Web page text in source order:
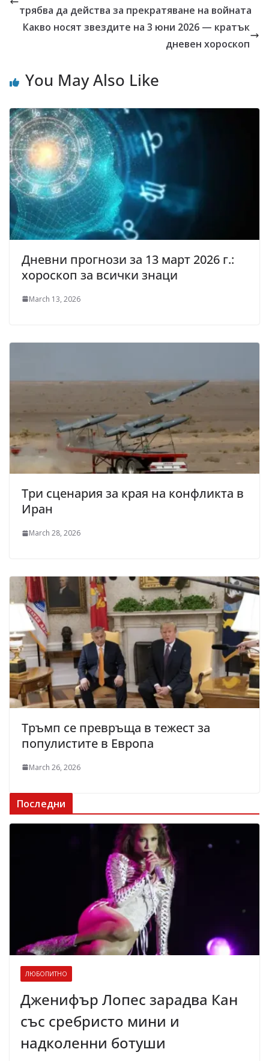
трябва да действа за прекратяване на войната
Какво носят звездите на 3 юни 2026 — кратък
дневен хороскоп
You May Also Like
Дневни прогнози за 13 март 2026 г.:
хороскоп за всички знаци
March 13, 2026
Три сценария за края на конфликта в
Иран
March 28, 2026
Тръмп се превръща в тежест за
популистите в Европа
March 26, 2026
Последни
ЛЮБОПИТНО
Дженифър Лопес зарадва Кан
със сребристо мини и
надколенни ботуши